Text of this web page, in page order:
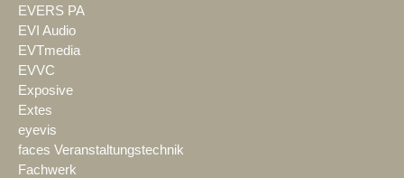
EVERS PA
EVI Audio
EVTmedia
EVVC
Exposive
Extes
eyevis
faces Veranstaltungstechnik
Fachwerk